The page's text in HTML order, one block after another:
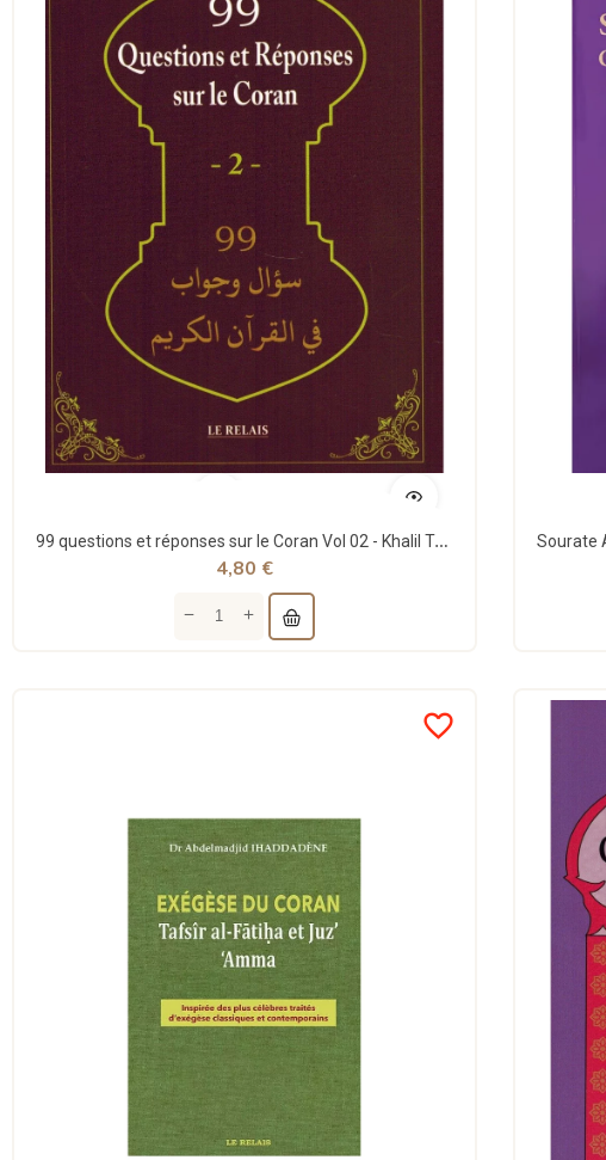
99 questions et réponses sur le Coran Vol 02 - Khalil Temmar - Le Relais
4,80 €
favorite_border